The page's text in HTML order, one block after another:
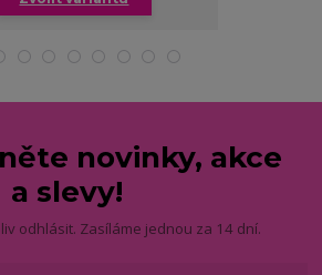
novinky, akce
a slevy!
odhlásit. Zasíláme jednou za 14 dní.